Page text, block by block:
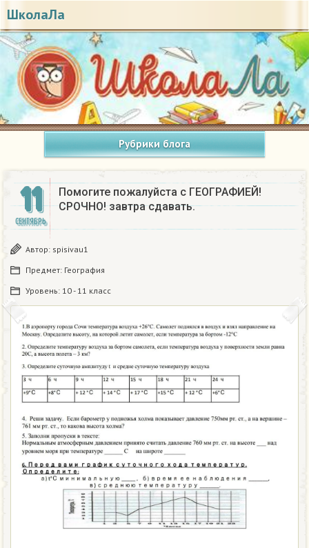
ШколаЛа
Рубрики блога
11
СЕНТЯБРЬ
Помогите пожалуйста с ГЕОГРАФИЕЙ!
СРОЧНО! завтра сдавать. ​
Автор: spisivau1
Предмет: География
Уровень: 10 - 11 класс